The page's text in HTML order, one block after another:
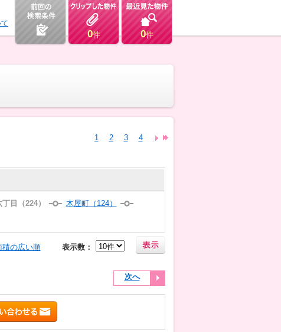
0件 0件
1 2 3 4 5 6
目（224）
木屋町（124）
積の広い順 表示数：
次へ